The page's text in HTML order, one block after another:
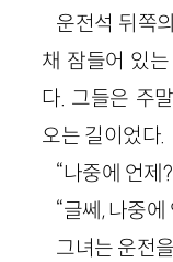
운전석 뒤쪽
채 잠들어 있
다. 그들은 주
오는 길이었다.
“나중에 언제
“글쎄, 나중에
그녀는 운전